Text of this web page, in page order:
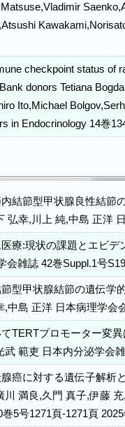
checkpoint status of
donors Tetiana
Ito,Michael
in Endocrinology 14巻
結節型甲状腺良性結節
弘幸,川上 純,中島 正洋
療:現状の課題とエビ
雑誌 42巻Suppl.1号
型甲状腺結節の遺伝学
中島 正洋 日本病理学会
TERTプロモーター変
範吏 日本内分泌学会
癌に対する遺伝子解析
満良,久門 真子,伊藤
5号1271頁-1271頁 2025